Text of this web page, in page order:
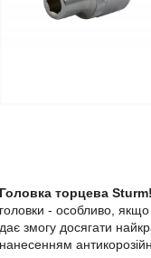
Головка торцева
головки - особливо,
дає змогу досягати
нанесенням